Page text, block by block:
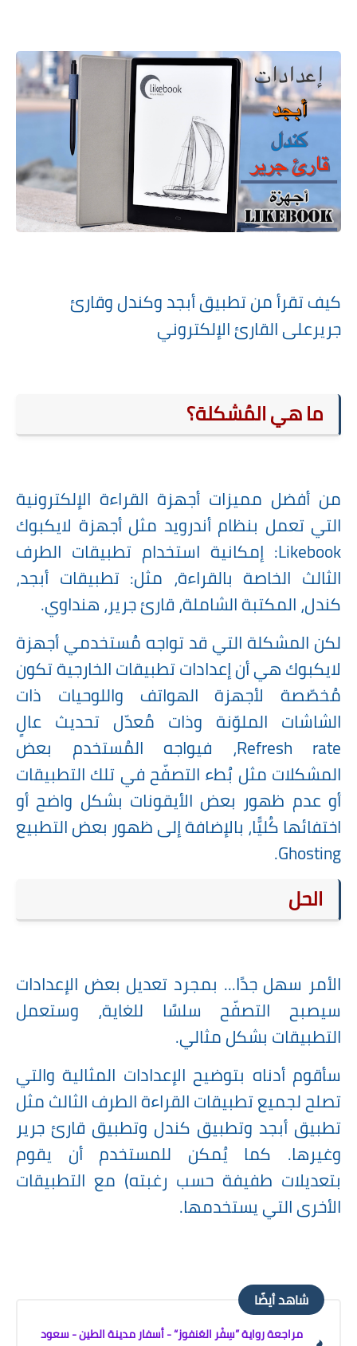
كيف تقرأ من تطبيق أبجد وكندل وقارئ
جريرعلى القارئ الإلكتروني
ما هي المُشكلة؟
من أفضل مميزات أجهزة القراءة الإلكترونية
التي تعمل بنظام أندرويد مثل أجهزة لايكبوك
Likebook: إمكانية استخدام تطبيقات الطرف
الثالث الخاصة بالقراءة، مثل: تطبيقات أبجد،
كندل، المكتبة الشاملة، قارئ جرير، هنداوي.
لكن المشكلة التي قد تواجه مُستخدمي أجهزة
لايكبوك هي أن إعدادات تطبيقات الخارجية تكون
مُخصّصة لأجهزة الهواتف واللوحيات ذات
الشاشات الملوّنة وذات مُعدّل تحديث عالٍ
Refresh rate، فيواجه المُستخدم بعض
المشكلات مثل بُطء التصفّح في تلك التطبيقات
أو عدم ظهور بعض الأيقونات بشكل واضح أو
اختفائها كُليًّا، بالإضافة إلى ظهور بعض التطبيع
Ghosting.
الحل
الأمر سهل جدًا... بمجرد تعديل بعض الإعدادات
سيصبح التصفّح سلسًا للغاية، وستعمل
التطبيقات بشكل مثالي.
سأقوم أدناه بتوضيح الإعدادات المثالية والتي
تصلح لجميع تطبيقات القراءة الطرف الثالث مثل
تطبيق أبجد وتطبيق كندل وتطبيق قارئ جرير
وغيرها. كما يُمكن للمستخدم أن يقوم
بتعديلات طفيفة حسب رغبته) مع التطبيقات
الأخرى التي يستخدمها.
شاهد أيضًا
مراجعة رواية ”سِفْر العَنفوز“ - أسفار مدينة الطين - سعود